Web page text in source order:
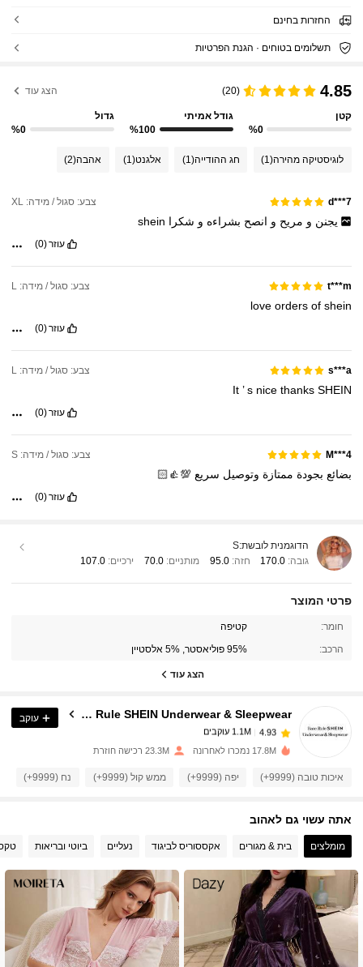
החזרות בחינם
תשלומים בטוחים · הגנת הפרטיות
4.85
(20) הצג עוד
קטן
%0
גודל אמיתי
%100
גדול
%0
לוגיסטיקה מהירה(1) חג ההודייה(1) אלגנט(1) אהבה(2)
d***7 צבע: סגול / מידה: XL
يجنن و مريح و انصح بشراءه و شكرا shein
עוזר(0)
t***m צבע: סגול / מידה: L
love orders of shein
עוזר(0)
s***a צבע: סגול / מידה: L
It ’s nice thanks SHEIN
עוזר(0)
M***4 צבע: סגול / מידה: S
بضائع بجودة ممتازة وتوصيل سريع💯👍🏻
עוזר(0)
הדוגמנית לובשת:S
גובה: 170.0 חזה:95.0 מותניים: 70.0 ירכיים: 107.0
פרטי המוצר
חומר: קטיפה
הרכב: 95% פוליאסטר, 5% אלסטיין
הצג עוד
Base Rule SHEIN Underwear & Sleepwear
4.93
s***t שילםלפני יום אחד
4.93
4.93 1.1M עוקבים
4.93 1.1M עוקבים
4.93 1.1M עוקבים
עוקב
17.8M נמכרו לאחרונה 23.3M רכישה חוזרת
איכות טובה (9999+) יפה (9999+) ממש קול (9999+) נח (9999+)
אתה עשוי גם לאהוב
מומלצים בית & מגורים אקססוריס לביגוד נעליים ביוטי ובריאות